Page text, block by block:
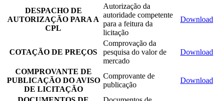
DESPACHO DE
AUTORIZAÇÃO PARA A
CPL
Autorização da
autoridade competente
para a feitura da
licitação
Download
COTAÇÃO DE PREÇOS
Comprovação da
pesquisa do valor de
mercado
Download
COMPROVANTE DE
PUBLICAÇÃO DO AVISO
DE LICITAÇÃO
Comprovante de
publicação
Download